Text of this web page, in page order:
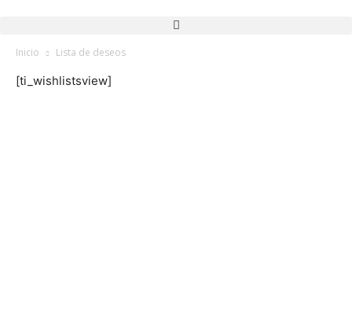
Inicio Lista de deseos
[ti_wishlistsview]